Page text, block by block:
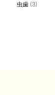
虫歯 (3)